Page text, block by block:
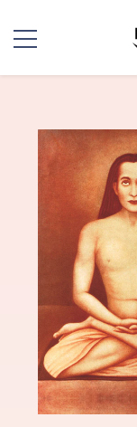
Działania
charytatywne
Kontakt
Wydarzenia
Lokalizacje
Linia
Mistrzów